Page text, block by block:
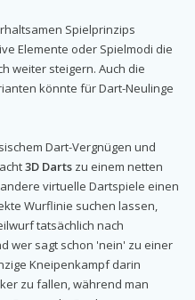
Spielprinzips
Elemente oder Spielmodi die
weiter steigern. Auch die
könnte für Dart-Neulinge
Dart-Vergnügen und
3D Darts zu einem netten
virtuelle Dartspiele einen
Wurflinie suchen lassen,
tatsächlich nach
wer sagt schon 'nein' zu einer
Kneipenkampf darin
zu fallen, während man